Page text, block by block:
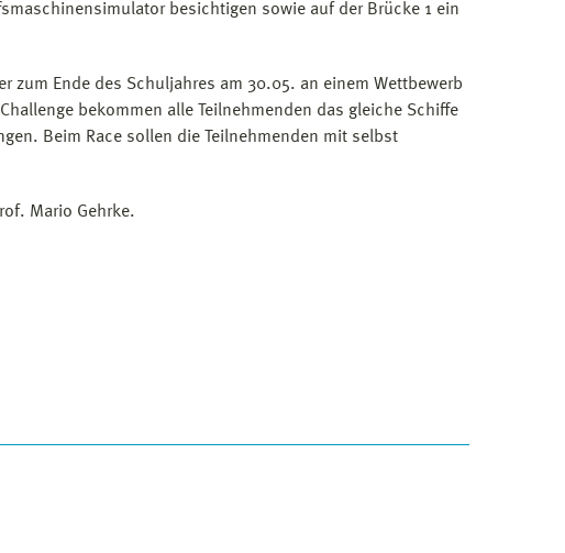
besichtigen sowie auf der Brücke 1 ein
Ende des Schuljahres am 30.05. an einem Wettbewerb
bekommen alle Teilnehmenden das gleiche Schiffe
Beim Race sollen die Teilnehmenden mit selbst
Mario Gehrke.